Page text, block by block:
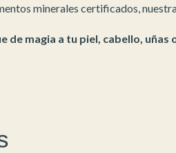
minerales certificados,
de magia a tu piel, cabello,